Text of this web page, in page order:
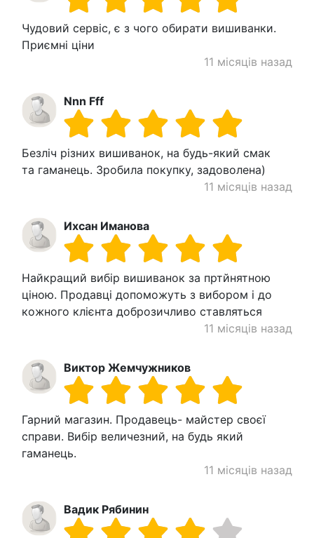
Чудовий сервіс, є з чого обирати вишиванки.
Приємні ціни
11 місяців назад
Nnn Fff
Безліч різних вишиванок, на будь-який смак
та гаманець. Зробила покупку, задоволена)
11 місяців назад
Ихсан Иманова
Найкращий вибір вишиванок за пртйнятною
ціною. Продавці допоможуть з вибором і до
кожного клієнта доброзичливо ставляться
11 місяців назад
Виктор Жемчужников
Гарний магазин. Продавець- майстер своєї
справи. Вибір величезний, на будь який
гаманець.
11 місяців назад
Вадик Рябинин